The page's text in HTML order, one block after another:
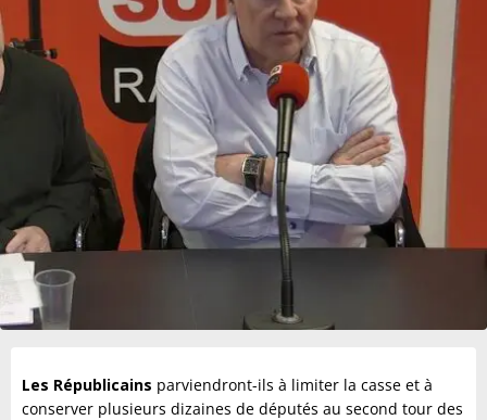
Les Républicains parviendront-ils à limiter la casse et à
conserver plusieurs dizaines de députés au second tour des